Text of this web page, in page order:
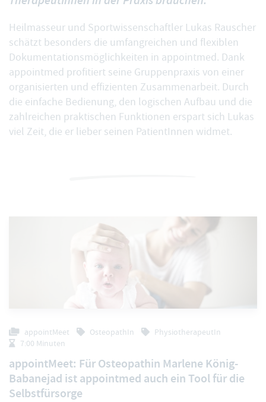
Heilmasseur und Sportwissenschaftler Lukas Rauscher
schätzt besonders die umfangreichen und flexiblen
Dokumentationsmöglichkeiten in appointmed. Dank
appointmed profitiert seine Gruppenpraxis von einer
organisierten und effizienten Zusammenarbeit. Durch
die einfache Bedienung, den logischen Aufbau und die
zahlreichen praktischen Funktionen erspart sich Lukas
viel Zeit, die er lieber seinen PatientInnen widmet.
appointMeet OsteopathIn
PhysiotherapeutIn
7:00 Minuten
appointMeet: Für Osteopathin Marlene König-
Babanejad ist appointmed auch ein Tool für die
Selbstfürsorge